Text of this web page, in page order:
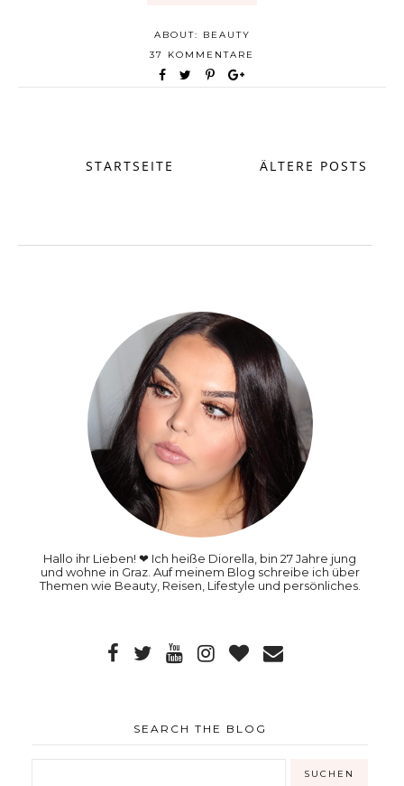
ABOUT:
BEAUTY
37 KOMMENTARE
ÄLTERE POSTS
STARTSEITE
Hallo ihr Lieben! ❤ Ich heiße Diorella, bin 27 Jahre jung
und wohne in Graz. Auf meinem Blog schreibe ich über
Themen wie Beauty, Reisen, Lifestyle und persönliches.
SEARCH THE BLOG